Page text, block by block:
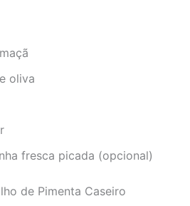
oliva
fresca picada (opcional)
de Pimenta Caseiro